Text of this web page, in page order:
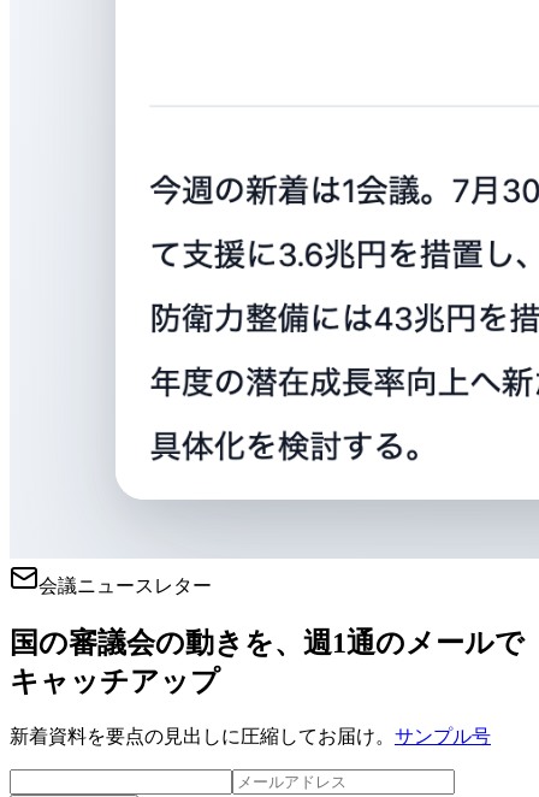
会議ニュースレター
国の審議会の動きを、週1通のメールで
キャッチアップ
新着資料を要点の見出しに圧縮してお届け。 サンプル号